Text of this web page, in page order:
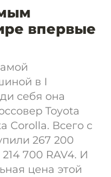
впервые
в I
себя она
Toyota
Corolla. Всего с
267 200
700 RAV4. И
цена этой